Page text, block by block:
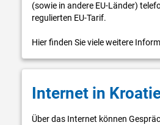
(sowie in andere EU-Länder)
regulierten EU-Tarif.
Hier finden Sie viele weitere
Internet in
Über das Internet können